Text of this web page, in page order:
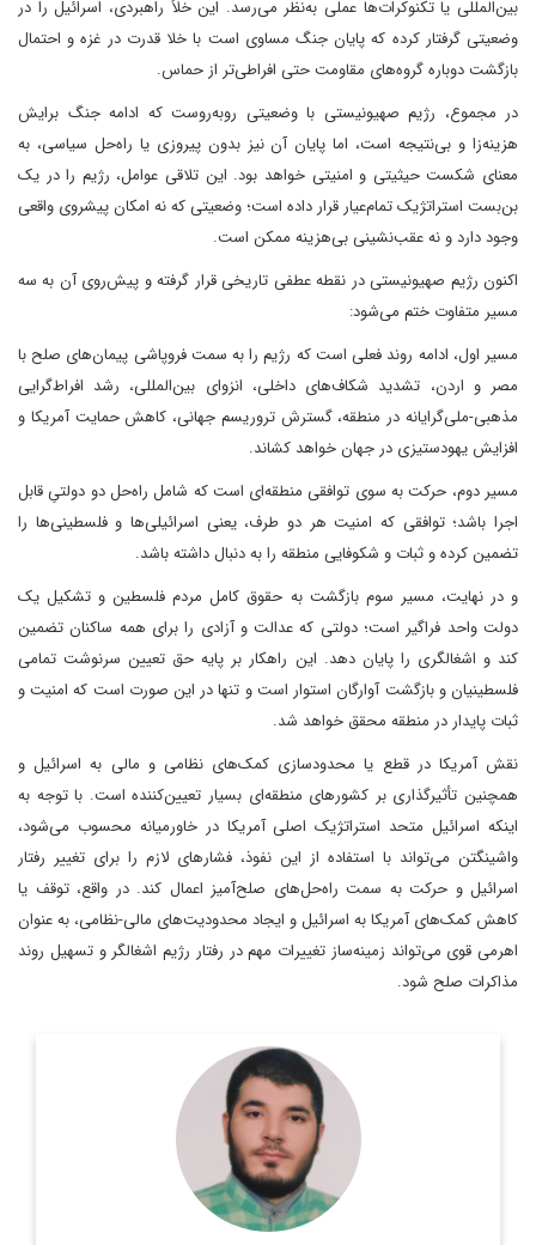
بین‌المللی یا تکنوکرات‌ها عملی به‌نظر می‌رسد. این خلأ راهبردی، اسرائیل را در
وضعیتی گرفتار کرده که پایان جنگ مساوی است با خلا قدرت در غزه و احتمال
بازگشت دوباره گروه‌های مقاومت حتی افراطی‌تر از حماس.
در مجموع، رژیم صهیونیستی با وضعیتی روبه‌روست که ادامه جنگ برایش
هزینه‌زا و بی‌نتیجه است، اما پایان آن نیز بدون پیروزی یا راه‌حل سیاسی، به
معنای شکست حیثیتی و امنیتی خواهد بود. این تلاقی عوامل، رژیم را در یک
بن‌بست استراتژیک تمام‌عیار قرار داده است؛ وضعیتی که نه امکان پیشروی واقعی
وجود دارد و نه عقب‌نشینی بی‌هزینه ممکن است.
اکنون رژیم صهیونیستی در نقطه عطفی تاریخی قرار گرفته و پیش‌روی آن به سه
مسیر متفاوت ختم می‌شود:
مسیر اول، ادامه روند فعلی است که رژیم را به سمت فروپاشی پیمان‌های صلح با
مصر و اردن، تشدید شکاف‌های داخلی، انزوای بین‌المللی، رشد افراط‌گرایی
مذهبی-ملی‌گرایانه در منطقه، گسترش تروریسم جهانی، کاهش حمایت آمریکا و
افزایش یهودستیزی در جهان خواهد کشاند.
مسیر دوم، حرکت به سوی توافقی منطقه‌ای است که شامل راه‌حل دو دولتیِ قابل
اجرا باشد؛ توافقی که امنیت هر دو طرف، یعنی اسرائیلی‌ها و فلسطینی‌ها را
تضمین کرده و ثبات و شکوفایی منطقه را به دنبال داشته باشد.
و در نهایت، مسیر سوم بازگشت به حقوق کامل مردم فلسطین و تشکیل یک
دولت واحد فراگیر است؛ دولتی که عدالت و آزادی را برای همه ساکنان تضمین
کند و اشغالگری را پایان دهد. این راهکار بر پایه حق تعیین سرنوشت تمامی
فلسطینیان و بازگشت آوارگان استوار است و تنها در این صورت است که امنیت و
ثبات پایدار در منطقه محقق خواهد شد.
نقش آمریکا در قطع یا محدودسازی کمک‌های نظامی و مالی به اسرائیل و
همچنین تأثیرگذاری بر کشورهای منطقه‌ای بسیار تعیین‌کننده است. با توجه به
اینکه اسرائیل متحد استراتژیک اصلی آمریکا در خاورمیانه محسوب می‌شود،
واشینگتن می‌تواند با استفاده از این نفوذ، فشارهای لازم را برای تغییر رفتار
اسرائیل و حرکت به سمت راه‌حل‌های صلح‌آمیز اعمال کند. در واقع، توقف یا
کاهش کمک‌های آمریکا به اسرائیل و ایجاد محدودیت‌های مالی-نظامی، به عنوان
اهرمی قوی می‌تواند زمینه‌ساز تغییرات مهم در رفتار رژیم اشغالگر و تسهیل روند
مذاکرات صلح شود.
پژوهشگر، کارشناس مسائل آمریکا و مترجم کتاب های «قدرت
شکننده آمریکا» و «مرثیه ای بر رویایی آمریکایی»
اطلاعات بیشتر